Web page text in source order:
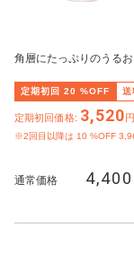
角層にたっぷりのうる
定期初回 20 %OFF 送
定期初回価格: 3,520
※2回目以降は 10 %OFF
通常価格 4,400